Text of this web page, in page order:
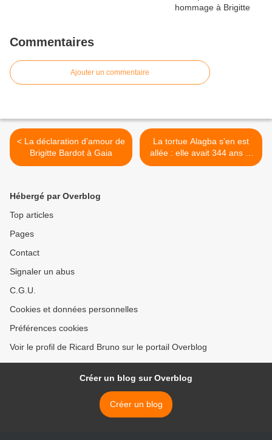
Commentaires
Ajouter un commentaire
< La déclaration d’amour de
Brigitte Bardot à Gaia
La tortue Alagba s'en est
allée : elle avait 344 ans et
c'était le plus vieil animal
Hébergé par Overblog
Top articles
Pages
Contact
Signaler un abus
C.G.U.
Cookies et données personnelles
Préférences cookies
Voir le profil de Ricard Bruno sur le portail Overblog
Créer un blog sur Overblog
Créer un blog